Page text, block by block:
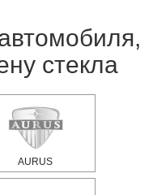
стекла
AURUS